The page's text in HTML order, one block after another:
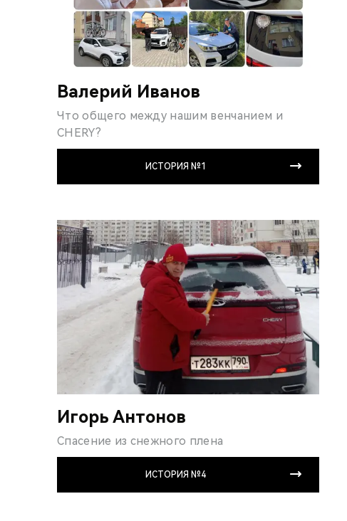
Валерий Иванов
Что общего между нашим венчанием и
CHERY?
ИСТОРИЯ №1
Игорь Антонов
Спасение из снежного плена
ИСТОРИЯ №4